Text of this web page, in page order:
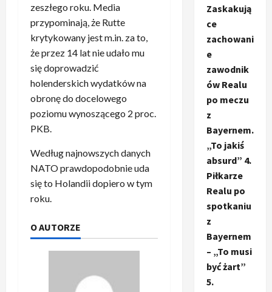
zeszłego roku. Media
przypominają, że Rutte
krytykowany jest m.in. za to,
że przez 14 lat nie udało mu
się doprowadzić
holenderskich wydatków na
obronę do docelowego
poziomu wynoszącego 2 proc.
PKB.
Według najnowszych danych
NATO prawdopodobnie uda
się to Holandii dopiero w tym
roku.
O AUTORZE
Zaskakują
ce
zachowani
e
zawodnik
ów Realu
po meczu
z
Bayernem.
„To jakiś
absurd” 4.
Piłkarze
Realu po
spotkaniu
z
Bayernem
– „To musi
być żart”
5.